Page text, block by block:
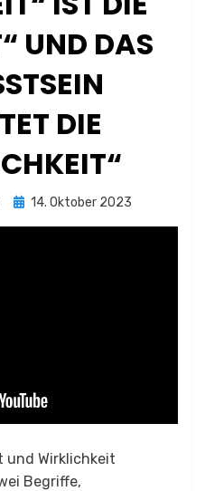
UND DAS
DIE
Posted
14. Oktober 2023
und Wirklichkeit
Begriffe,